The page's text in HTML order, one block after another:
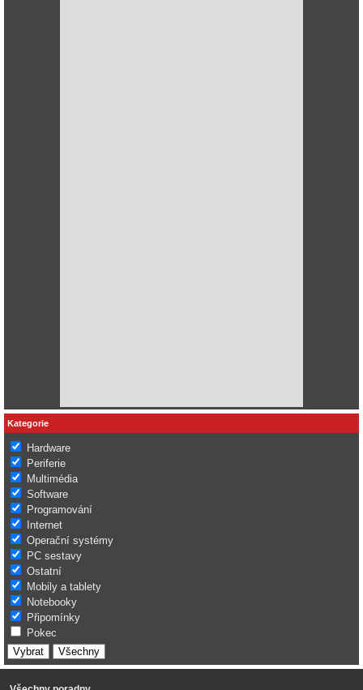
Kategorie
Hardware
Periferie
Multimédia
Software
Programování
Internet
Operační systémy
PC sestavy
Ostatní
Mobily a tablety
Notebooky
Připomínky
Pokec